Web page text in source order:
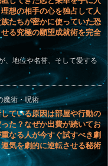
想の相手の心を独占して人
たちが密かに使っていた恐
る究極の願望成就術を完全
、地位や名誉、そして愛する
魔術・呪術
ている原因は部屋や行動の
た？なぜか出費が続いてお
なる人が今すぐ試すべき劇
気を劇的に逆転させる秘術